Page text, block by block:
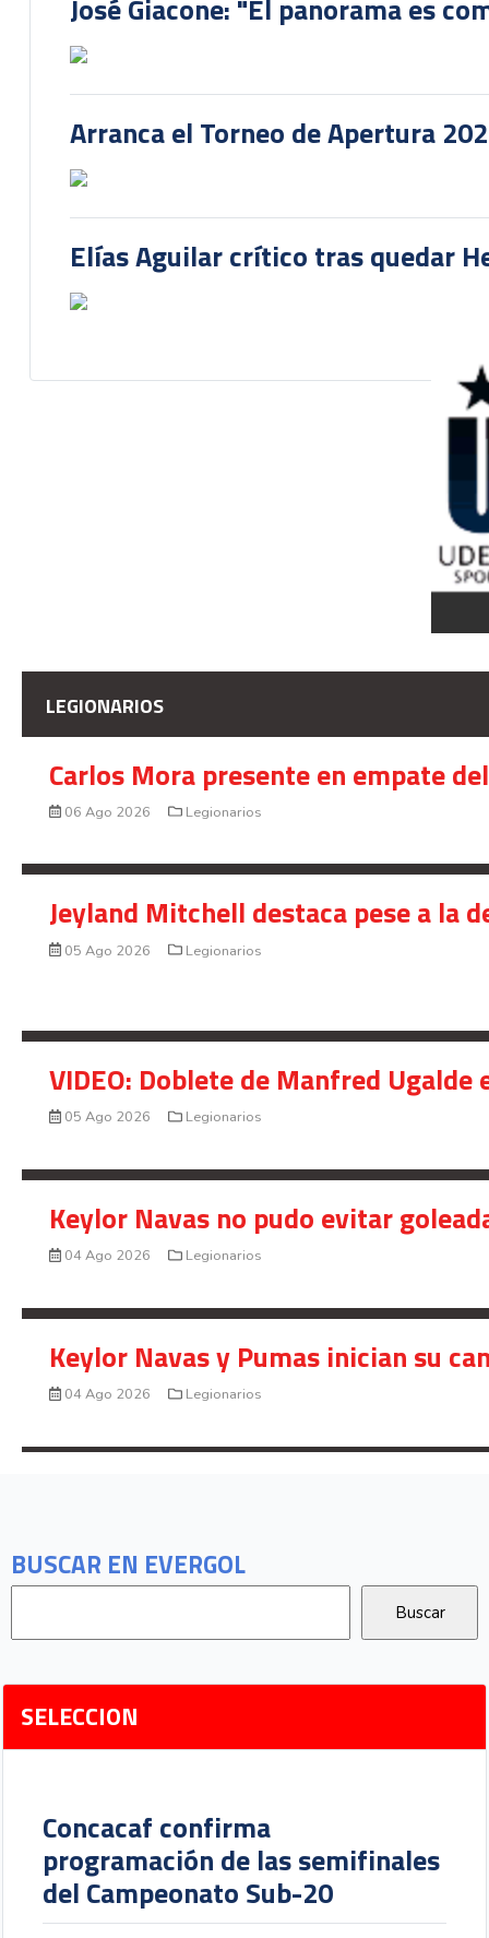
BUSCAR EN EVERGOL
SELECCION
Concacaf confirma
programación de las semifinales
del Campeonato Sub-20
José Giacone: "El panorama es
Arranca el Torneo de Apertura
Elías Aguilar crítico tras quedar
LEGIONARIOS
Carlos Mora presente en empate
06 Ago 2026 Legionarios
Jeyland Mitchell destaca pese a la
05 Ago 2026 Legionarios
VIDEO: Doblete de Manfred
05 Ago 2026 Legionarios
Keylor Navas no pudo evitar
04 Ago 2026 Legionarios
Keylor Navas y Pumas inician su
04 Ago 2026 Legionarios